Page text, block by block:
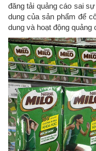
đăng tải quảng cáo sai
dung của sản phẩm để
dung và hoạt động